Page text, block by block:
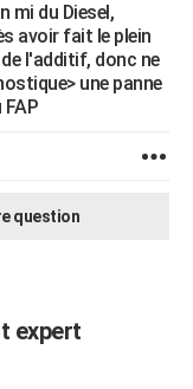
mi du Diesel,
avoir fait le plein
l'additif, donc ne
une panne
question
expert